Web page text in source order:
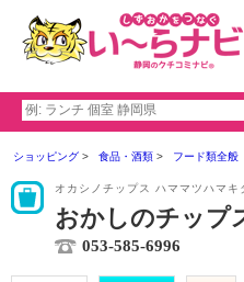
ショッピング 食品・酒類 フード類全般
オカシノチップス ハママツハマキ
おかしのチップ
053-585-6996